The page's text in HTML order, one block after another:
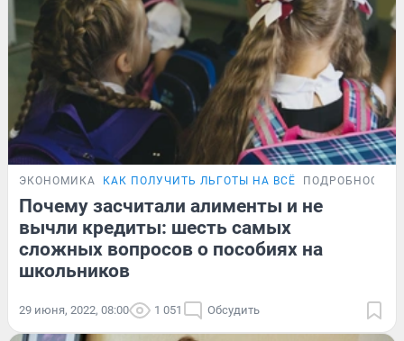
ЭКОНОМИКА КАК ПОЛУЧИТЬ ЛЬГОТЫ НА ВСЁ ПОДРОБНОСТИ
Почему засчитали алименты и не
вычли кредиты: шесть самых
сложных вопросов о пособиях на
школьников
29 июня, 2022, 08:00 1 051 Обсудить